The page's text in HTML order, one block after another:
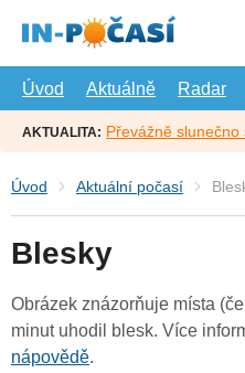
hlavní
Úvod
Aktuálně Radar
AKTUALITA: Převážně
Úvod Aktuální počasí
Blesky
Obrázek znázorňuje místa
minut uhodil blesk. Více
nápovědě.